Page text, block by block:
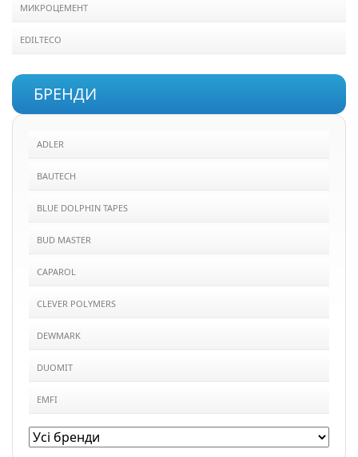
МИКРОЦЕМЕНТ
EDILTECO
БРЕНДИ
ADLER
BAUTECH
BLUE DOLPHIN TAPES
BUD MASTER
CAPAROL
CLEVER POLYMERS
DEWMARK
DUOMIT
EMFI